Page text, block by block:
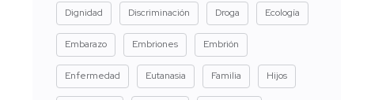
Dignidad Discriminación Droga Ecología
Embarazo Embriones Embrión
Enfermedad Eutanasia Familia Hijos